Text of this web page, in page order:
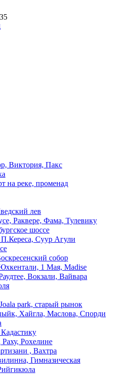
Виктория, Пакс
на реке, променад
лев
Раквере, Фама, Тулевику
шоссе
Суур Агули
собор
1 Мая, Madise
Вокзали, Вайвара
park, старый рынок
Хайгла, Маслова, Спорди
Рохелине
, Вахтра
Гимназическая